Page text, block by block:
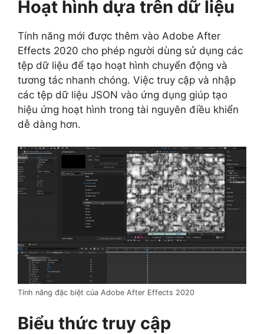
Hoạt hình dựa trên dữ liệu
Tính năng mới được thêm vào Adobe After
Effects 2020 cho phép người dùng sử dụng các
tệp dữ liệu để tạo hoạt hình chuyển động và
tương tác nhanh chóng. Việc truy cập và nhập
các tệp dữ liệu JSON vào ứng dụng giúp tạo
hiệu ứng hoạt hình trong tài nguyên điều khiển
dễ dàng hơn.
Tính năng đặc biệt của Adobe After Effects 2020
Biểu thức truy cập